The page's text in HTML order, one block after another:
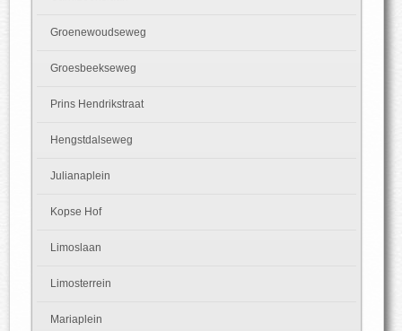
Groenewoudseweg
Groesbeekseweg
Prins Hendrikstraat
Hengstdalseweg
Julianaplein
Kopse Hof
Limoslaan
Limosterrein
Mariaplein